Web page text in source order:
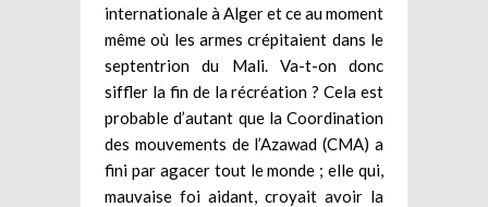
internationale à Alger et ce au moment
même où les armes crépitaient dans le
septentrion du Mali. Va-t-on donc
siffler la fin de la récréation ? Cela est
probable d’autant que la Coordination
des mouvements de l’Azawad (CMA) a
fini par agacer tout le monde ; elle qui,
mauvaise foi aidant, croyait avoir la